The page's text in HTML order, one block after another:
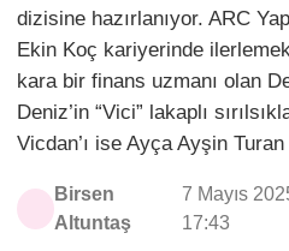
dizisine hazırlanıyor. ARC
Ekin Koç kariyerinde
kara bir finans uzmanı olan
Deniz’in “Vici” lakaplı
Vicdan’ı ise Ayça Ayşin
Birsen
Altuntaş
7 Mayıs
17:43